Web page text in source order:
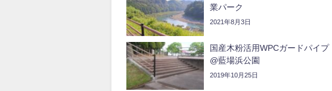
業パーク
2021年8月3日
国産木粉活用WPCガードパイプ
@藍場浜公園
2019年10月25日